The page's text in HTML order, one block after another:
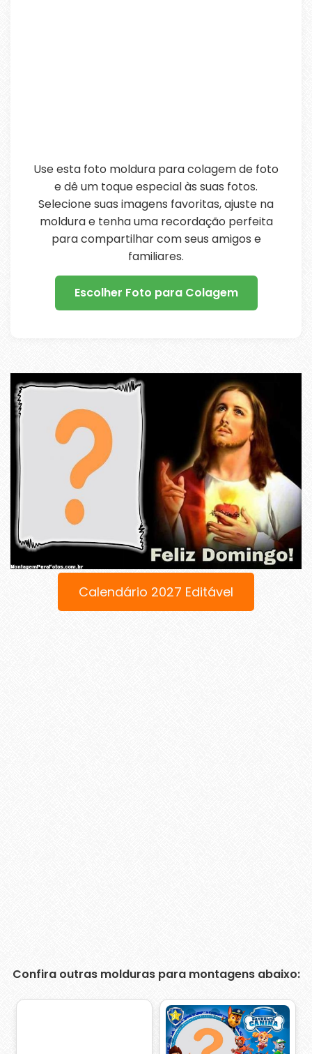
Use esta foto moldura para colagem de foto
e dê um toque especial às suas fotos.
Selecione suas imagens favoritas, ajuste na
moldura e tenha uma recordação perfeita
para compartilhar com seus amigos e
familiares.
Escolher Foto para Colagem
Calendário 2027 Editável
Confira outras molduras para montagens abaixo: